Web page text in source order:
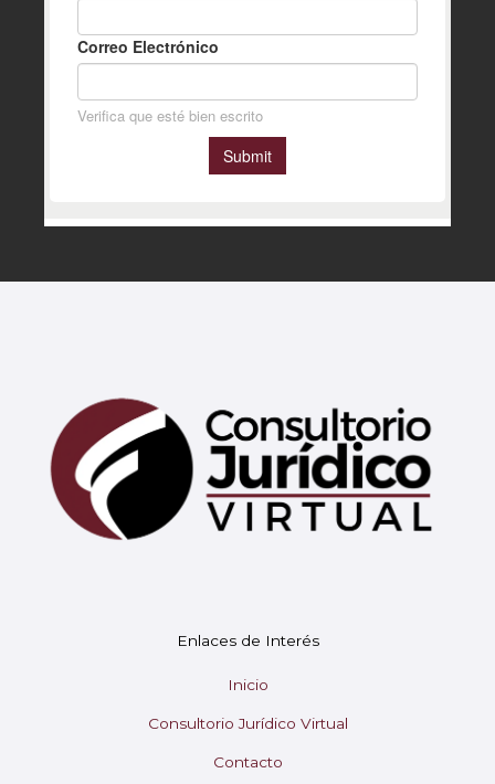
Enlaces de Interés
Inicio
Consultorio Jurídico Virtual
Contacto
Soy Mary tu asistente virtual.